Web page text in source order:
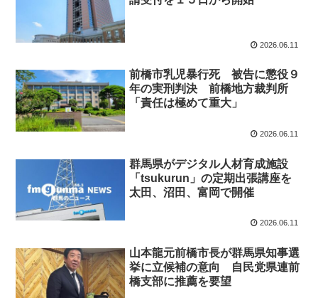
2026.06.11
前橋市乳児暴行死 被告に懲役９
年の実刑判決 前橋地方裁判所
「責任は極めて重大」
2026.06.11
群馬県がデジタル人材育成施設
「tsukurun」の定期出張講座を
太田、沼田、富岡で開催
2026.06.11
山本龍元前橋市長が群馬県知事選
挙に立候補の意向 自民党県連前
橋支部に推薦を要望